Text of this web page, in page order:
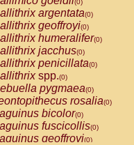
(0)
argentata(0)
geoffroyi(0)
humeralifer(0)
jacchus(0)
penicillata(0)
spp.(0)
pygmaea(0)
rosalia(0)
bicolor(0)
fuscicollis(0)
geoffroyi(0)